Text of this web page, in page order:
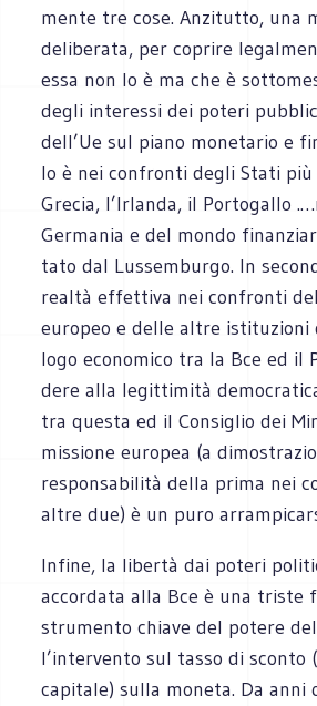
mente tre cose. Anzi­tutto, una
deli­be­rata, per coprire
essa non lo è ma che è
degli inte­ressi dei poteri
dell’Ue sul piano mone­ta­rio e
lo è nei con­fronti degli Stati più
Gre­cia, l’Irlanda, il Por­to­gallo
Ger­ma­nia e del mondo
tato dal Lus­sem­burgo. In
realtà effet­tiva nei con­fronti
euro­peo e delle altre isti­tu­zioni
logo eco­no­mico tra la Bce ed il
dere alla legit­ti­mità
tra que­sta ed il Con­si­glio dei
mis­sione euro­pea (a
respon­sa­bi­lità della prima nei
altre due) è un puro
Infine, la libertà dai poteri
accor­data alla Bce è una tri­ste
stru­mento chiave del potere
l’intervento sul tasso di sconto
capi­tale) sulla moneta. Da anni